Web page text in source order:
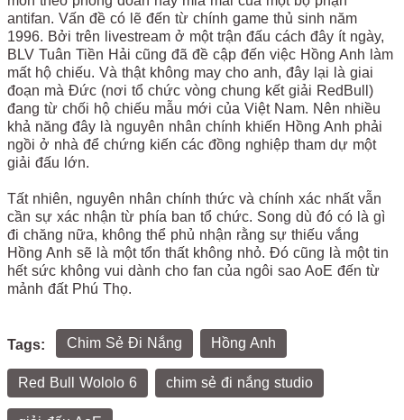
antifan. Vấn đề có lẽ đến từ chính game thủ sinh năm
1996. Bởi trên livestream ở một trận đấu cách đây ít ngày,
BLV Tuân Tiền Hải cũng đã đề cập đến việc Hồng Anh làm
mất hộ chiếu. Và thật không may cho anh, đây lại là giai
đoạn mà Đức (nơi tổ chức vòng chung kết giải RedBull)
đang từ chối hộ chiếu mẫu mới của Việt Nam. Nên nhiều
khả năng đây là nguyên nhân chính khiến Hồng Anh phải
ngồi ở nhà để chứng kiến các đồng nghiệp tham dự một
giải đấu lớn.
Tất nhiên, nguyên nhân chính thức và chính xác nhất vẫn
cần sự xác nhận từ phía ban tổ chức. Song dù đó có là gì
đi chăng nữa, không thể phủ nhận rằng sự thiếu vắng
Hồng Anh sẽ là một tổn thất không nhỏ. Đó cũng là một tin
hết sức không vui dành cho fan của ngôi sao AoE đến từ
mảnh đất Phú Thọ.
Tags: Chim Sẻ Đi Nắng Hồng Anh
Red Bull Wololo 6 chim sẻ đi nắng studio